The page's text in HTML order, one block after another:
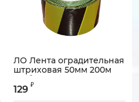
ЛО Лента оградительная
штриховая 50мм 200м
"Зебра", черно-желтая
Артикул:
129 ₽